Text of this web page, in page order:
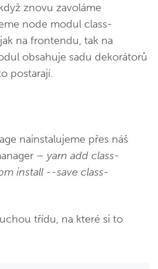
znovu zavoláme
node modul class-
na frontendu, tak na
obsahuje sadu dekorátorů
postarají.
nainstalujeme přes náš
– yarn add class-
install --save class-
třídu, na které si to